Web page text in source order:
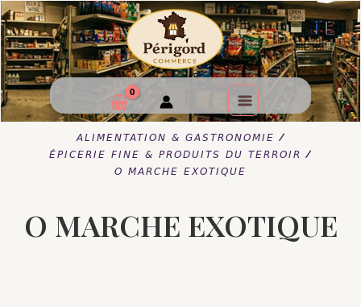
ALIMENTATION & GASTRONOMIE /
ÉPICERIE FINE & PRODUITS DU TERROIR /
O MARCHE EXOTIQUE
O MARCHE EXOTIQUE